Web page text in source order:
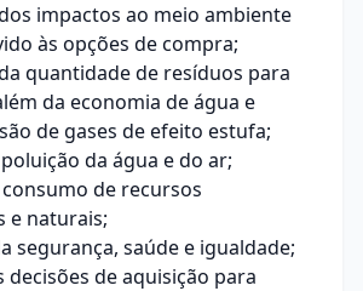
impactos ao meio ambiente
às opções de compra;
quantidade de resíduos para
da economia de água e
de gases de efeito estufa;
da água e do ar;
de recursos
e naturais;
segurança, saúde e igualdade;
decisões de aquisição para